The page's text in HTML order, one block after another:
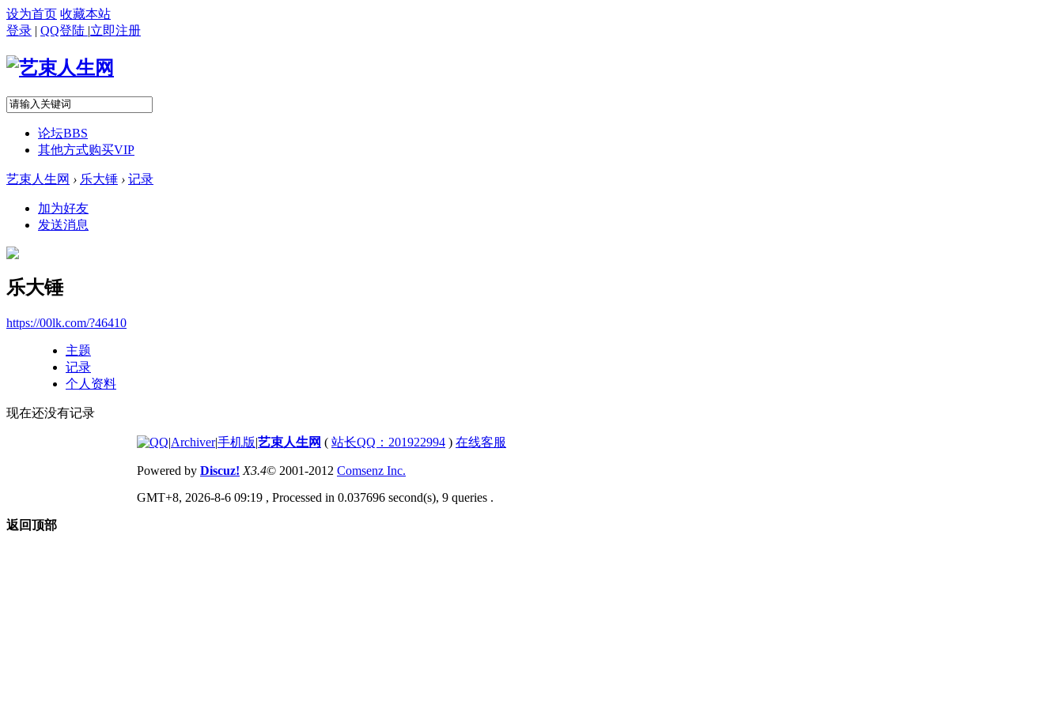
设为首页 收藏本站
登录 | QQ登陆 |立即注册
论坛BBS
其他方式购买VIP
艺束人生网 › 乐大锤 › 记录
加为好友
发送消息
乐大锤
https://00lk.com/?46410
主题
记录
个人资料
现在还没有记录
|Archiver|手机版|艺束人生网 ( 站长QQ：201922994 ) 在线客服
Powered by Discuz! X3.4© 2001-2012 Comsenz Inc.
GMT+8, 2026-8-6 09:19 , Processed in 0.037696 second(s), 9 queries .
返回顶部